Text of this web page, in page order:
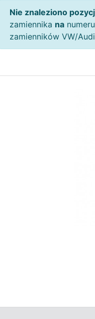
Nie znaleziono
zamiennika na
zamienników VW/Audi